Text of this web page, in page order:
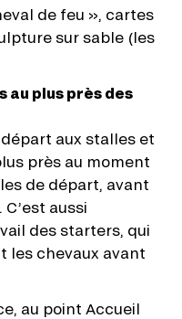
de feu », cartes
sur sable (les
au plus près des
aux stalles et
près au moment
de départ, avant
aussi
des starters, qui
les chevaux avant
au point Accueil